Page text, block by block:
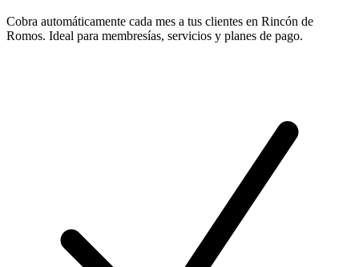
Cobra automáticamente cada mes a tus clientes en Rincón de
Romos. Ideal para membresías, servicios y planes de pago.